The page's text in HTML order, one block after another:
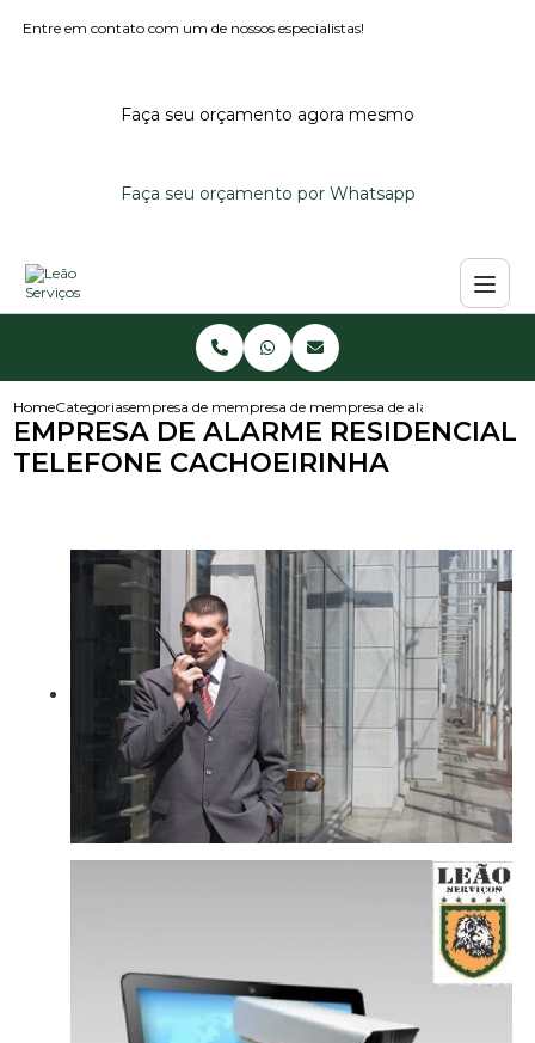
Entre em contato com um de nossos especialistas!
Faça seu orçamento agora mesmo
Faça seu orçamento por Whatsapp
HomeCategoriasempresa de monitoramento de alarmes
empresa de monitoramento de alarme
empresa de alarme
EMPRESA DE ALARME RESIDENCIAL
TELEFONE CACHOEIRINHA